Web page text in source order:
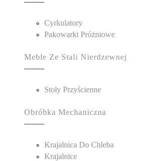
Cyrkulatory
Pakowarki Próżniowe
Meble Ze Stali Nierdzewnej
Stoły Przyścienne
Obróbka Mechaniczna
Krajalnica Do Chleba
Krajalnice